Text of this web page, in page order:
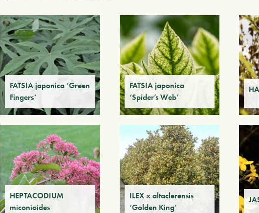
FATSIA japonica ‘Green
Fingers’
FATSIA japonica
‘Spider’s Web’
HEPTACODIUM
miconioides
ILEX x altaclerensis
‘Golden King’